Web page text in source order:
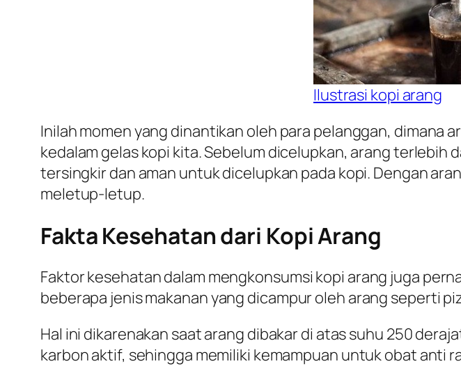
Ilustrasi kopi arang
Inilah momen yang dinantikan oleh para pelanggan, dimana
kedalam gelas kopi kita. Sebelum dicelupkan, arang
tersingkir dan aman untuk dicelupkan pada kopi. Dengan
meletup-letup.
Fakta Kesehatan dari Kopi Arang
Faktor kesehatan dalam mengkonsumsi kopi arang juga
beberapa jenis makanan yang dicampur oleh arang seperti
Hal ini dikarenakan saat arang dibakar di atas suhu 250
karbon aktif, sehingga memiliki kemampuan untuk obat anti